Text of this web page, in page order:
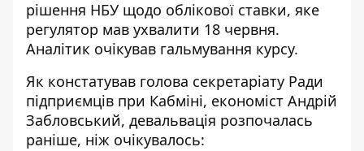
рішення НБУ щодо облікової ставки, яке
регулятор мав ухвалити 18 червня.
Аналітик очікував гальмування курсу.
Як констатував голова секретаріату Ради
підприємців при Кабміні, економіст Андрій
Забловський, девальвація розпочалась
раніше, ніж очікувалось: